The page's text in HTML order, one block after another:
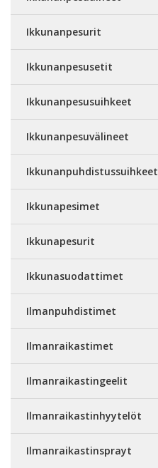
Ikkunanpesurit
Ikkunanpesusetit
Ikkunanpesusuihkeet
Ikkunanpesuvälineet
Ikkunanpuhdistussuihkeet
Ikkunapesimet
Ikkunapesurit
Ikkunasuodattimet
Ilmanpuhdistimet
Ilmanraikastimet
Ilmanraikastingeelit
Ilmanraikastinhyytelöt
Ilmanraikastinsprayt